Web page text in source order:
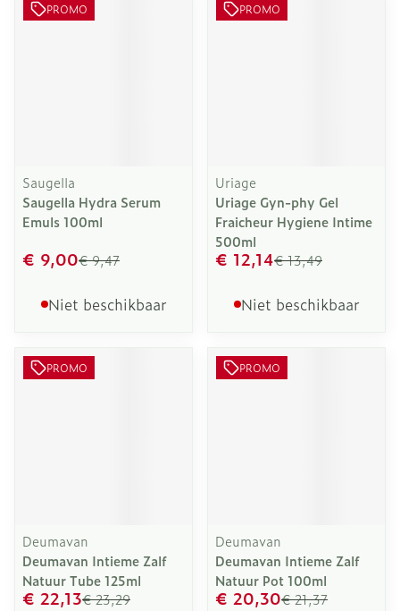
PROMO
Saugella
Saugella Hydra Serum
Emuls 100ml
€ 9,47
€ 9,00
Niet beschikbaar
PROMO
Uriage
Uriage Gyn-phy Gel
Fraicheur Hygiene Intime
500ml
€ 13,49
€ 12,14
Niet beschikbaar
PROMO
Deumavan
Deumavan Intieme Zalf
Natuur Tube 125ml
€ 23,29
€ 22,13
PROMO
Deumavan
Deumavan Intieme Zalf
Natuur Pot 100ml
€ 21,37
€ 20,30